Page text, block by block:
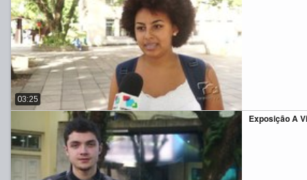
03:25
Exposição A